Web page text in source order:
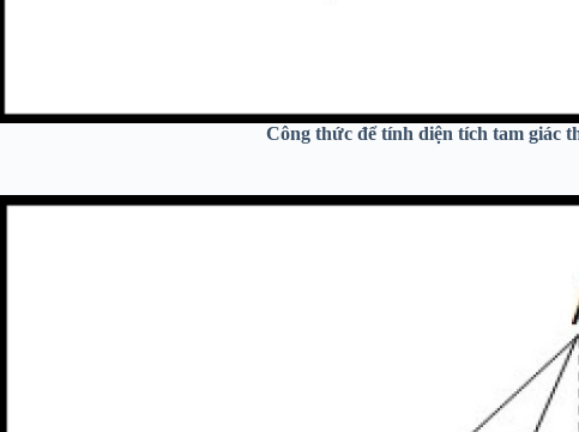
Công thức để tính diện tích tam giác